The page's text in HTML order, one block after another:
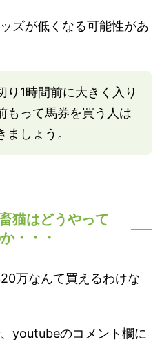
ズが低くなる可能性があ
り1時間前に大きく入り
もって馬券を買う人は
しょう。
猫はどうやって
・・・
万なんて買えるわけな
youtubeのコメント欄に